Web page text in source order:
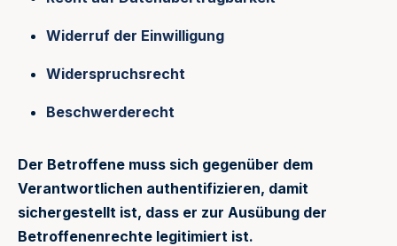
Widerruf der Einwilligung
Widerspruchsrecht
Beschwerderecht
Der Betroffene muss sich gegenüber dem
Verantwortlichen authentifizieren, damit
sichergestellt ist, dass er zur Ausübung der
Betroffenenrechte legitimiert ist.